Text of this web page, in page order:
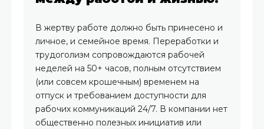
В жертву работе должно быть принесено и
личное, и семейное время. Переработки и
трудоголизм сопровождаются рабочей
неделей на 50+ часов, полным отсутствием
(или совсем крошечным) временем на
отпуск и требованием доступности для
рабочих коммуникаций 24/7. В компании нет
общественно полезных инициатив или